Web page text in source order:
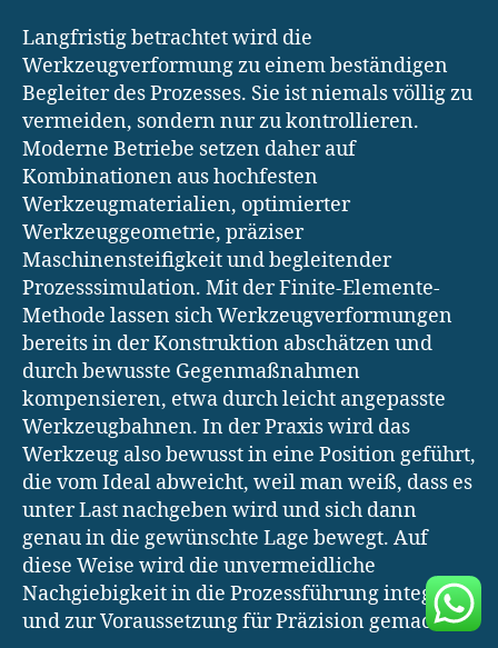
Langfristig betrachtet wird die
Werkzeugverformung zu einem beständigen
Begleiter des Prozesses. Sie ist niemals völlig zu
vermeiden, sondern nur zu kontrollieren.
Moderne Betriebe setzen daher auf
Kombinationen aus hochfesten
Werkzeugmaterialien, optimierter
Werkzeuggeometrie, präziser
Maschinensteifigkeit und begleitender
Prozesssimulation. Mit der Finite-Elemente-
Methode lassen sich Werkzeugverformungen
bereits in der Konstruktion abschätzen und
durch bewusste Gegenmaßnahmen
kompensieren, etwa durch leicht angepasste
Werkzeugbahnen. In der Praxis wird das
Werkzeug also bewusst in eine Position geführt,
die vom Ideal abweicht, weil man weiß, dass es
unter Last nachgeben wird und sich dann
genau in die gewünschte Lage bewegt. Auf
diese Weise wird die unvermeidliche
Nachgiebigkeit in die Prozessführung integriert
und zur Voraussetzung für Präzision gemacht.